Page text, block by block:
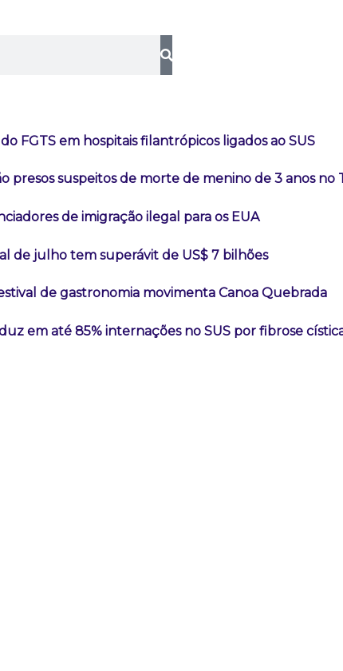
FGTS em hospitais filantrópicos ligados ao SUS
presos suspeitos de morte de menino de 3 anos no
de imigração ilegal para os EUA
de julho tem superávit de US$ 7 bilhões
de gastronomia movimenta Canoa Quebrada
em até 85% internações no SUS por fibrose